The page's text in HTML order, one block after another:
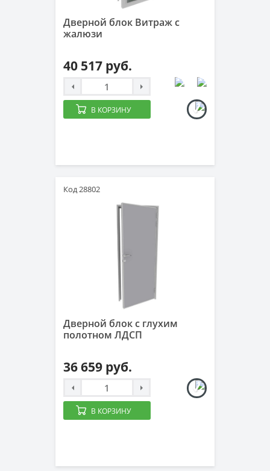
Дверной блок Витраж с
жалюзи
40 517 руб.
В КОРЗИНУ
Код 28802
Дверной блок с глухим
полотном ЛДСП
36 659 руб.
В КОРЗИНУ